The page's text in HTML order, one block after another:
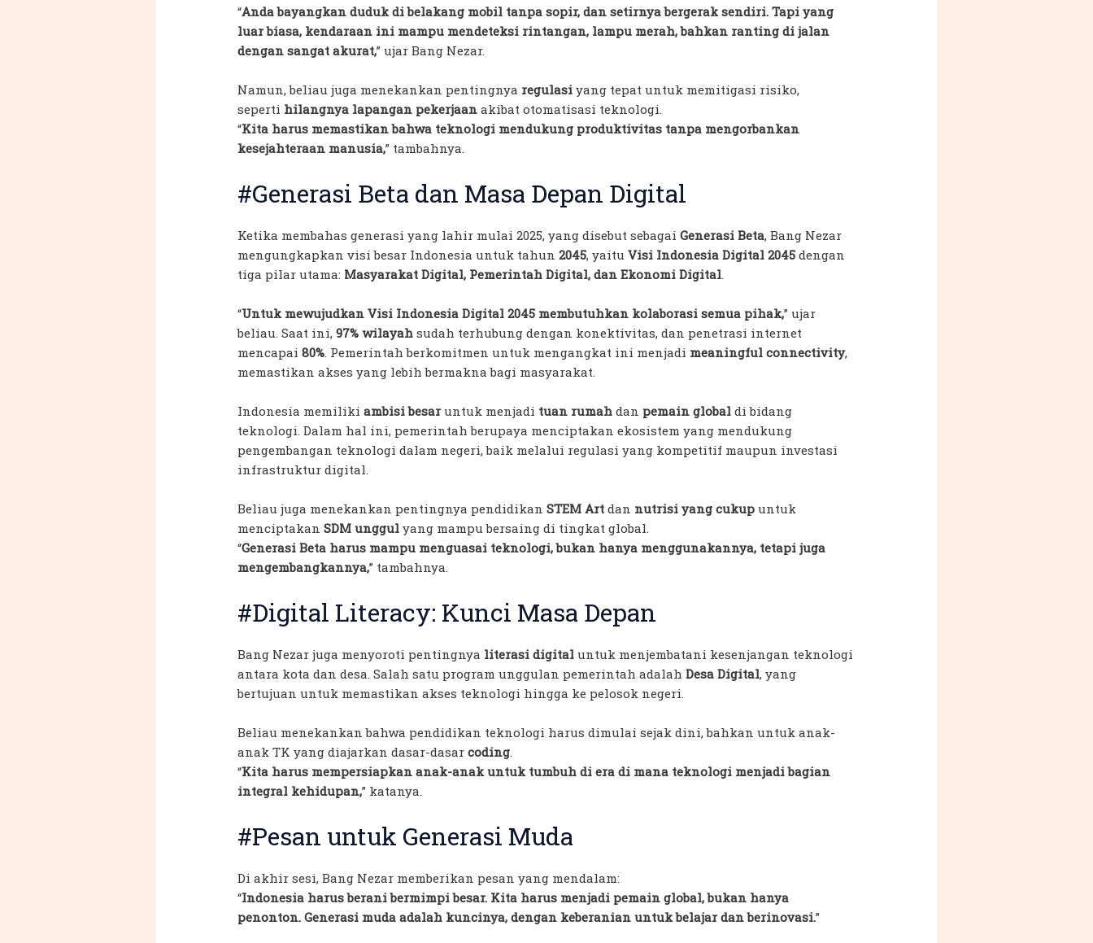
“Anda bayangkan duduk di belakang mobil tanpa sopir, dan setirnya bergerak sendiri. Tapi yang
luar biasa, kendaraan ini mampu mendeteksi rintangan, lampu merah, bahkan ranting di jalan
dengan sangat akurat,” ujar Bang Nezar.
Namun, beliau juga menekankan pentingnya regulasi yang tepat untuk memitigasi risiko,
seperti hilangnya lapangan pekerjaan akibat otomatisasi teknologi.
“Kita harus memastikan bahwa teknologi mendukung produktivitas tanpa mengorbankan
kesejahteraan manusia,” tambahnya.
#Generasi Beta dan Masa Depan Digital
Ketika membahas generasi yang lahir mulai 2025, yang disebut sebagaiGenerasi Beta, Bang Nezar
mengungkapkan visi besar Indonesia untuk tahun2045, yaituVisi Indonesia Digital 2045 dengan
tiga pilar utama: Masyarakat Digital, Pemerintah Digital, dan Ekonomi Digital.
“Untuk mewujudkan Visi Indonesia Digital 2045 membutuhkan kolaborasi semua pihak,” ujar
beliau. Saat ini,97% wilayah sudah terhubung dengan konektivitas, dan penetrasi internet
mencapai80%. Pemerintah berkomitmen untuk mengangkat ini menjadi meaningful connectivity,
memastikan akses yang lebih bermakna bagi masyarakat.
Indonesia memilikiambisi besar untuk menjadi tuan rumah dan pemain global di bidang
teknologi. Dalam hal ini, pemerintah berupaya menciptakan ekosistem yang mendukung
pengembangan teknologi dalam negeri, baik melalui regulasi yang kompetitif maupun investasi
infrastruktur digital.
Beliau juga menekankan pentingnya pendidikanSTEM Art dan nutrisi yang cukup untuk
menciptakanSDM unggul yang mampu bersaing di tingkat global.
“Generasi Beta harus mampu menguasai teknologi, bukan hanya menggunakannya, tetapi juga
mengembangkannya,” tambahnya.
#Digital Literacy: Kunci Masa Depan
Bang Nezar juga menyoroti pentingnya literasi digital untuk menjembatani kesenjangan teknologi
antara kota dan desa. Salah satu program unggulan pemerintah adalahDesa Digital, yang
bertujuan untuk memastikan akses teknologi hingga ke pelosok negeri.
Beliau menekankan bahwa pendidikan teknologi harus dimulai sejak dini, bahkan untuk anak-
anak TK yang diajarkan dasar-dasarcoding.
“Kita harus mempersiapkan anak-anak untuk tumbuh di era di mana teknologi menjadi bagian
integral kehidupan,” katanya.
#Pesan untuk Generasi Muda
Di akhir sesi, Bang Nezar memberikan pesan yang mendalam:
“Indonesia harus berani bermimpi besar. Kita harus menjadi pemain global, bukan hanya
penonton. Generasi muda adalah kuncinya, dengan keberanian untuk belajar dan berinovasi.”